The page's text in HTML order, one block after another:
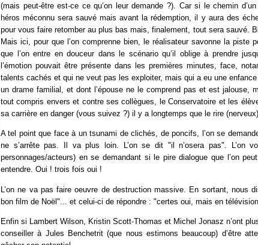
(mais peut-être est-ce ce qu’on leur demande ?). Car si le chemin
héros méconnu sera sauvé mais avant la rédemption, il y aura des
pour vous faire retomber au plus bas mais, finalement, tout sera sauvé.
Mais ici, pour que l’on comprenne bien, le réalisateur savonne la piste
que l’on entre en douceur dans le scénario qu’il oblige à prendre
l’émotion pouvait être présente dans les premières minutes, face,
talents cachés et qui ne veut pas les exploiter, mais qui a eu une
un drame familial, et dont l’épouse ne le comprend pas et est jalouse,
tout compris envers et contre ses collègues, le Conservatoire et les
sa carrière en danger (vous suivez ?) il y a longtemps que le rire
A tel point que face à un tsunami de clichés, de poncifs, l’on se
ne s’arrête pas. Il va plus loin. L’on se dit "il n’osera pas". L’on
personnages/acteurs) en se demandant si le pire dialogue que l’on
entendre. Oui ! trois fois oui !
L’on ne va pas faire oeuvre de destruction massive. En sortant, nous
bon film de Noël"... et celui-ci de répondre : "certes oui, mais en
Enfin si Lambert Wilson, Kristin Scott-Thomas et Michel Jonasz n’ont
conseiller à Jules Benchetrit (que nous estimons beaucoup) d’être